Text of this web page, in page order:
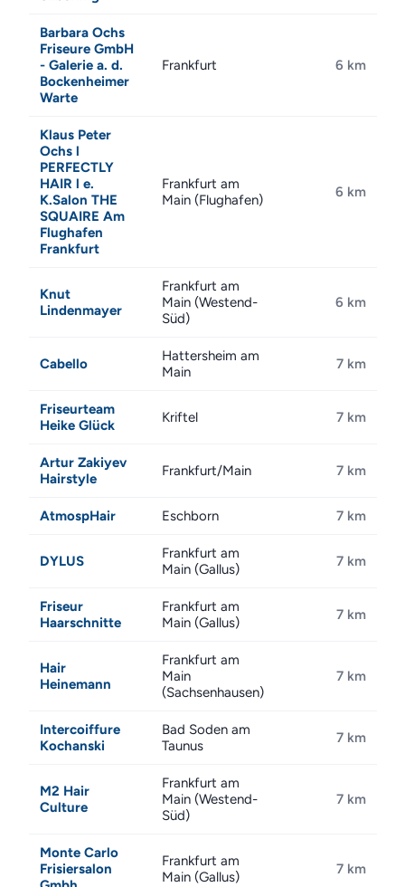
Barbara Ochs
Friseure GmbH
- Galerie a. d.
Bockenheimer
Warte
Frankfurt 6 km
Klaus Peter
Ochs l
PERFECTLY
HAIR l e.
K.Salon THE
SQUAIRE Am
Flughafen
Frankfurt
Frankfurt am
Main (Flughafen)
6 km
Knut
Lindenmayer
Frankfurt am
Main (Westend-
Süd)
6 km
Cabello
Hattersheim am
Main
7 km
Friseurteam
Heike Glück
Kriftel 7 km
Artur Zakiyev
Hairstyle
Frankfurt/Main 7 km
AtmospHair Eschborn 7 km
DYLUS
Frankfurt am
Main (Gallus)
7 km
Friseur
Haarschnitte
Frankfurt am
Main (Gallus)
7 km
Hair
Heinemann
Frankfurt am
Main
(Sachsenhausen)
7 km
Intercoiffure
Kochanski
Bad Soden am
Taunus
7 km
M2 Hair
Culture
Frankfurt am
Main (Westend-
Süd)
7 km
Monte Carlo
Frisiersalon
Frankfurt am
Main (Gallus)
7 km